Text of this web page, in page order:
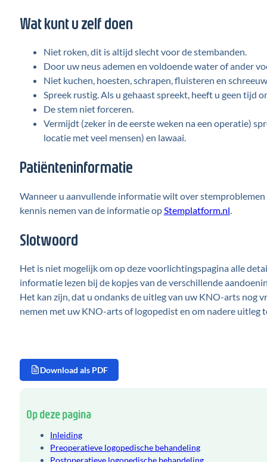
Wat kunt u zelf doen
Niet roken, dit is altijd slecht voor de stembanden.
Door uw neus ademen en voldoende water of ander
Niet kuchen, hoesten, schrapen, fluisteren en
Spreek rustig. Als u gehaast spreekt, heeft u geen tijd
De stem niet forceren.
Vermijdt (zeker in de eerste weken na een operatie)
locatie met veel mensen) en lawaai.
Patiënteninformatie
Wanneer u aanvullende informatie wilt over
kennis nemen van de informatie op Stemplatform.nl
Slotwoord
Het is niet mogelijk om op deze voorlichtingspagina alle
informatie lezen bij de kopjes van de verschillende
Het kan zijn, dat u ondanks de uitleg van uw KNO-arts nog
nemen met uw KNO-arts of logopedist en om nadere uitleg
Download als PDF
Op deze pagina
Inleiding
Preoperatieve logopedische behandeling
Postoperatieve logopedische behandeling